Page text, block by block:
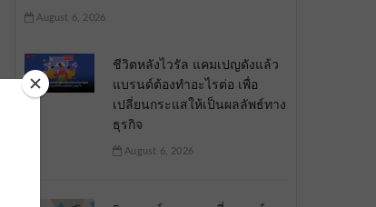
August 6, 2026
ชีวิตหลังไวรัล แคมเปญดังแล้ว
แบรนด์ต้องทำอะไรต่อ เพื่อ
เปลี่ยนกระแสให้เป็นผลลัพธ์ทาง
ธุรกิจ
August 6, 2026